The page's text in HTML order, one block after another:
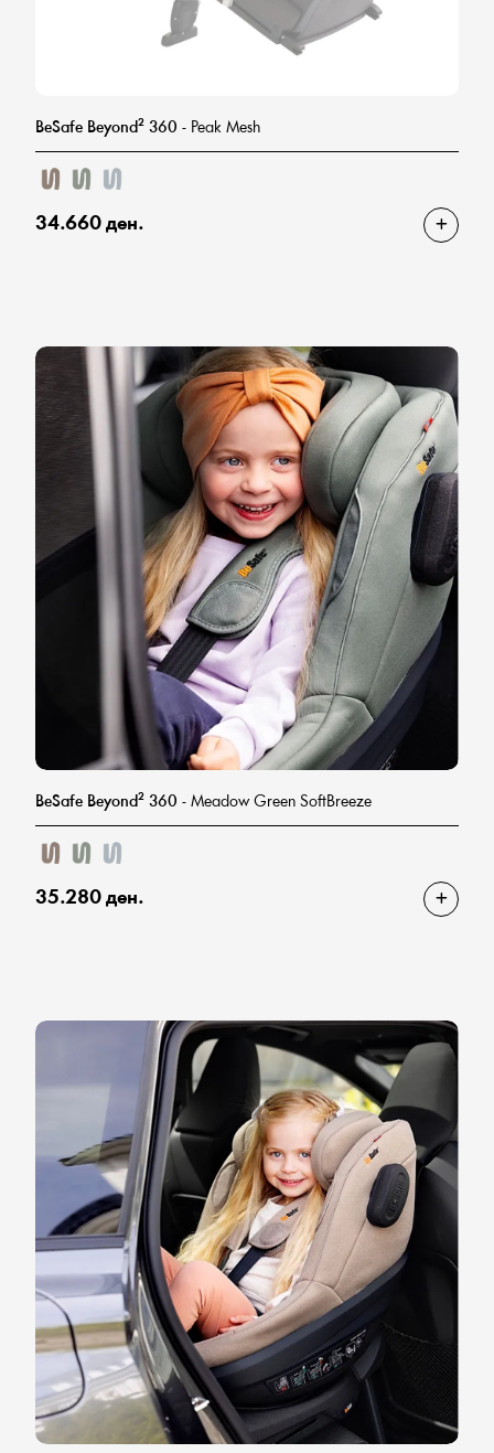
BeSafe Beyond² 360 - Peak Mesh
34.660 ден.
BeSafe Beyond² 360 - Meadow Green SoftBreeze
35.280 ден.